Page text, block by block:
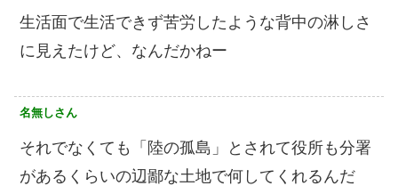
生活面で生活できず苦労したような背中の淋しさ
に見えたけど、なんだかねー
名無しさん
それでなくても「陸の孤島」とされて役所も分署
があるくらいの辺鄙な土地で何してくれるんだ